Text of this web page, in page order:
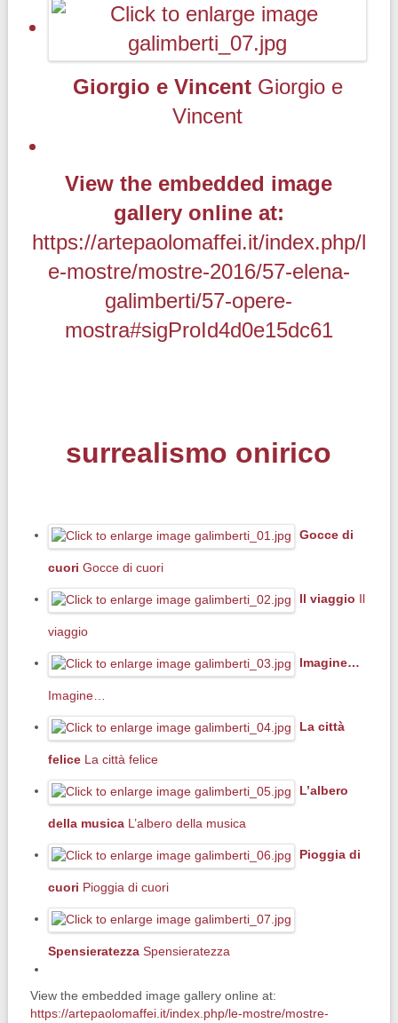
Giorgio e Vincent Giorgio e
Vincent
View the embedded image
gallery online at:
https://artepaolomaffei.it/index.php/l
e-mostre/mostre-2016/57-elena-
galimberti/57-opere-
mostra#sigProId4d0e15dc61
surrealismo onirico
Gocce di
cuori Gocce di cuori
Il viaggio
viaggio
Imagine…
Imagine…
La città
felice La città felice
L’albero
della musica L’albero della musica
Pioggia di
cuori Pioggia di cuori
Spensieratezza Spensieratezza
View the embedded image gallery online at:
https://artepaolomaffei.it/index.php/le-mostre/mostre-